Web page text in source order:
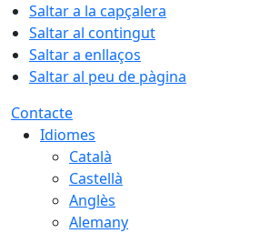
Saltar a la capçalera
Saltar al contingut
Saltar a enllaços
Saltar al peu de pàgina
Contacte
Idiomes
Català
Castellà
Anglès
Alemany